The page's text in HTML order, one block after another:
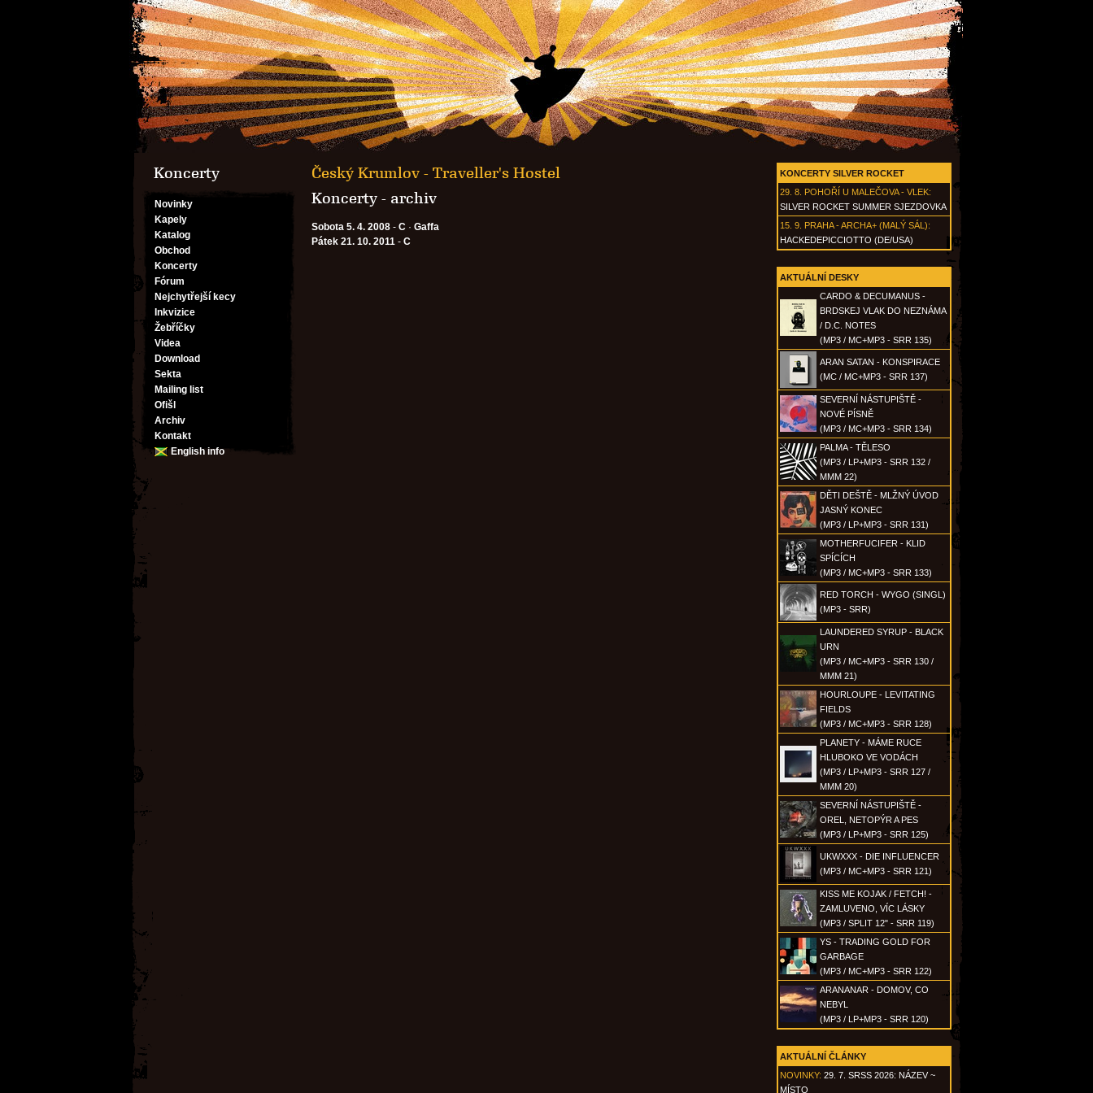
Koncerty
Novinky
Kapely
Katalog
Obchod
Koncerty
Fórum
Nejchytřejší kecy
Inkvizice
Žebříčky
Videa
Download
Sekta
Mailing list
Ofišl
Archiv
Kontakt
English info
KONCERTY SILVER ROCKET
29. 8. POHOŘÍ U MALEČOVA - VLEK:
SILVER ROCKET SUMMER SJEZDOVKA
15. 9. PRAHA - ARCHA+ (MALÝ SÁL):
HACKEDEPICCIOTTO (DE/USA)
AKTUÁLNÍ DESKY
CARDO & DECUMANUS -
BRDSKEJ VLAK DO NEZNÁMA
/ D.C. NOTES
(MP3 / MC+MP3 - SRR 135)
ARAN SATAN - KONSPIRACE
(MC / MC+MP3 - SRR 137)
SEVERNÍ NÁSTUPIŠTĚ -
NOVÉ PÍSNĚ
(MP3 / MC+MP3 - SRR 134)
PALMA - TĚLESO
(MP3 / LP+MP3 - SRR 132 /
MMM 22)
DĚTI DEŠTĚ - MLŽNÝ ÚVOD
JASNÝ KONEC
(MP3 / LP+MP3 - SRR 131)
MOTHERFUCIFER - KLID
SPÍCÍCH
(MP3 / MC+MP3 - SRR 133)
RED TORCH - WYGO (SINGL)
(MP3 - SRR)
LAUNDERED SYRUP - BLACK
URN
(MP3 / MC+MP3 - SRR 130 /
MMM 21)
HOURLOUPE - LEVITATING
FIELDS
(MP3 / MC+MP3 - SRR 128)
PLANETY - MÁME RUCE
HLUBOKO VE VODÁCH
(MP3 / LP+MP3 - SRR 127 /
MMM 20)
SEVERNÍ NÁSTUPIŠTĚ -
OREL, NETOPÝR A PES
(MP3 / LP+MP3 - SRR 125)
UKWXXX - DIE INFLUENCER
(MP3 / MC+MP3 - SRR 121)
KISS ME KOJAK / FETCH! -
ZAMLUVENO, VÍC LÁSKY
(MP3 / SPLIT 12" - SRR 119)
YS - TRADING GOLD FOR
GARBAGE
(MP3 / MC+MP3 - SRR 122)
ARANANAR - DOMOV, CO
NEBYL
(MP3 / LP+MP3 - SRR 120)
AKTUÁLNÍ ČLÁNKY
NOVINKY: 29. 7. SRSS 2026: NÁZEV ~
MÍSTO
Český Krumlov - Traveller's Hostel
Koncerty - archiv
Sobota 5. 4. 2008 - C · Gaffa
Pátek 21. 10. 2011 - C